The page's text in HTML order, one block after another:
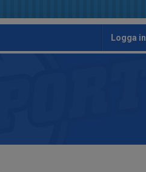
Logga in